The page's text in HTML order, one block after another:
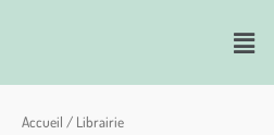
Accueil / Librairie